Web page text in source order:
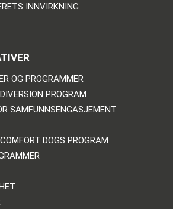
INNVIRKNING
OG PROGRAMMER
PROGRAM
SAMFUNNSENGASJEMENT
DOGS PROGRAM